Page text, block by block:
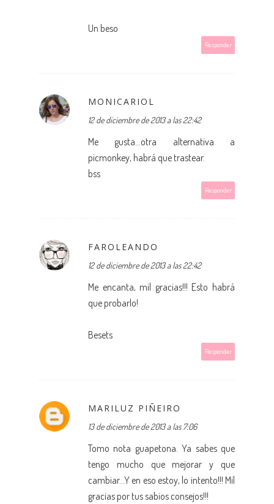
Un beso
Responder
MONICARIOL
12 de diciembre de 2013 a las 22:42
Me gusta...otra alternativa a
picmonkey, habrá que trastear.
bss
Responder
FAROLEANDO
12 de diciembre de 2013 a las 22:42
Me encanta, mil gracias!!! Esto habrá
que probarlo!
Besets
Responder
MARILUZ PIÑEIRO
13 de diciembre de 2013 a las 7:06
Tomo nota guapetona. Ya sabes que
tengo mucho que mejorar y que
cambiar...Y en eso estoy, lo intento!!! Mil
gracias por tus sabios consejos!!!